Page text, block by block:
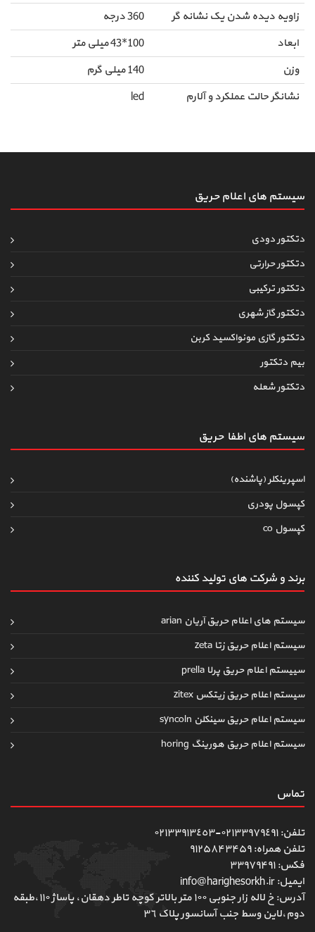
زاویه دیده شدن یک نشانه گر
360 درجه
ابعاد
100*43 میلی متر
وزن
140 میلی گرم
نشانگر حالت عملکرد و آلارم
led
سیستم های اعلام حریق
دتکتور دودی
دتکتور حرارتی
دتکتور ترکیبی
دتکتور گاز شهری
دتکتور گازی مونواکسید کربن
بیم دتکتور
دتکتور شعله
سیستم های اطفاءحریق
اسپرینکلر (پاشنده)
کپسول پودری
کپسول co
برند و شرکت های تولید کننده
سیستم های اعلام حریق آریان arian
سیستم اعلام حریق زتا zeta
سییستم اعلام حریق پرلا prella
سیستم اعلام حریق زیتکس zitex
سیستم اعلام حریق سینکلن syncoln
سیستم اعلام حریق هورینگ horing
تماس
تلفن: ٠٢١٣٣٩٧٩٤٩١-٠٢١٣٣٩١٣٤٥٣
تلفن همراه: ۹۱۲۵۸۴۳۴۵۹
فکس: ۳۳۹۷۹۴۹۱
ایمیل: info@harighesorkh.ir
آدرس: خ لاله زار جنوبی ١٠٠ متر بالاتر کوچه تاطر دهقان، پاساژ ١١٠،طبقه
دوم،لاین وسط جنب آسانسور پلاک ٣٦